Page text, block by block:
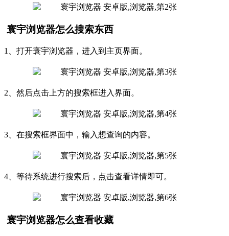
寰宇浏览器怎么搜索东西
1、打开寰宇浏览器，进入到主页界面。
2、然后点击上方的搜索框进入界面。
3、在搜索框界面中，输入想查询的内容。
4、等待系统进行搜索后，点击查看详情即可。
寰宇浏览器怎么查看收藏